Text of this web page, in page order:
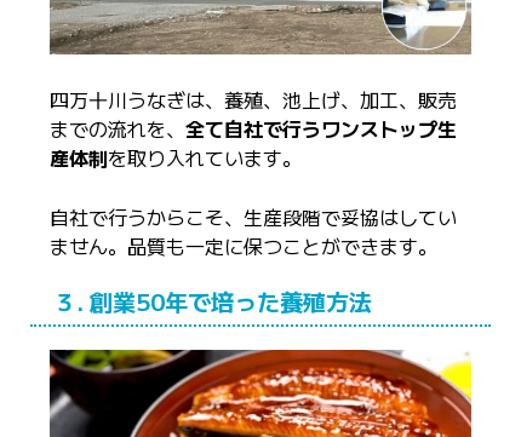
四万十川うなぎは、養殖、池上げ、加工、販売
までの流れを、 全て自社で行うワンストップ生
産体制を取り入れています。
自社で行うからこそ、生産段階で妥協はしてい
ません。品質も一定に保つことができます。
３. 創業50年で培った養殖方法